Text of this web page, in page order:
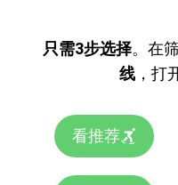
只需3步选择。在
线 ，打
看推荐